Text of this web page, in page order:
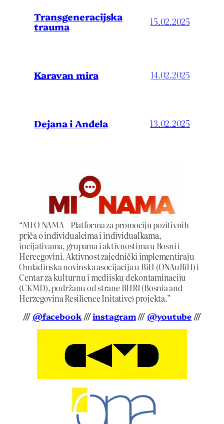
Transgeneracijska
trauma 15.02.2025
Karavan mira 14.02.2025
Dejana i Anđela 13.02.2025
“MI O NAMA – Platforma za promociju pozitivnih
priča o individualcima i individualkama,
incijativama, grupama i aktivnostima u Bosni i
Hercegovini. Aktivnost zajednički implementiraju
Omladinska novinska asocijacija u BiH (ONAuBiH) i
Centar za kulturnu i medijsku dekontaminaciju
(CKMD), podržanu od strane BHRI (Bosnia and
Herzegovina Resilience Initative) projekta.”
/// @facebook///instagram/// @youtube ///